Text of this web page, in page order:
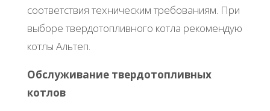
соответствия техническим требованиям. При
выборе твердотопливного котла рекомендую
котлы Альтеп.
Обслуживание твердотопливных
котлов